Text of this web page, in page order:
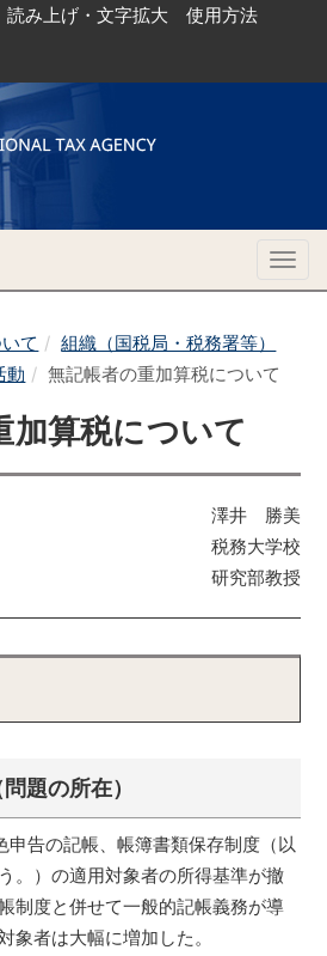
読み上げ・文字拡大 使用方法
て
組織（国税局・税務署等）
動 無記帳者の重加算税について
加算税について
澤井 勝美
税務大学校
研究部教授
題の所在）
申告の記帳、帳簿書類保存制度（以
。）の適用対象者の所得基準が撤
制度と併せて一般的記帳義務が導
象者は大幅に増加した。